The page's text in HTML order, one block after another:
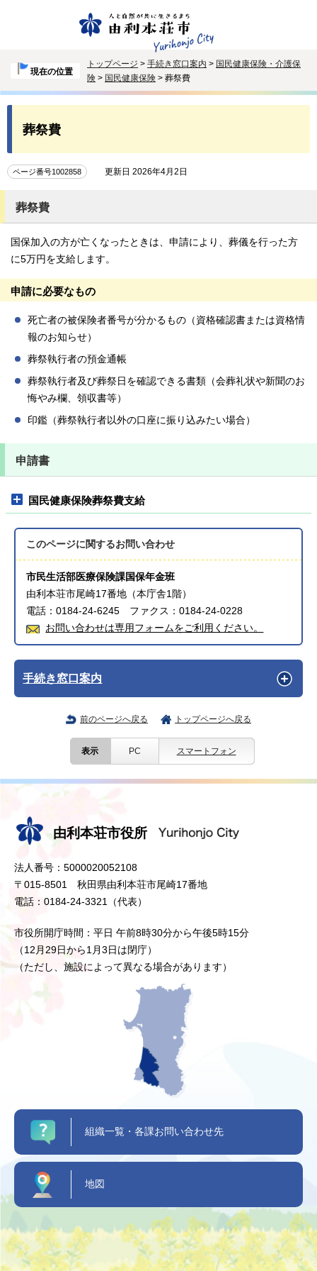
現在の位置
トップページ > 手続き窓口案内 > 国民健康保険・介護保
険 > 国民健康保険 > 葬祭費
葬祭費
ページ番号1002858 更新日 2026年4月2日
葬祭費
国保加入の方が亡くなったときは、申請により、葬儀を行った方
に5万円を支給します。
申請に必要なもの
死亡者の被保険者番号が分かるもの（資格確認書または資格情
報のお知らせ）
葬祭執行者の預金通帳
葬祭執行者及び葬祭日を確認できる書類（会葬礼状や新聞のお
悔やみ欄、領収書等）
印鑑（葬祭執行者以外の口座に振り込みたい場合）
申請書
国民健康保険葬祭費支給
このページに関するお問い合わせ
市民生活部医療保険課国保年金班
由利本荘市尾崎17番地（本庁舎1階）
電話：0184-24-6245 ファクス：0184-24-0228
お問い合わせは専用フォームをご利用ください。
手続き窓口案内
前のページへ戻る トップページへ戻る
表示 PC スマートフォン
由利本荘市役所
法人番号：5000020052108
〒015-8501 秋田県由利本荘市尾崎17番地
電話：0184-24-3321（代表）
市役所開庁時間：平日 午前8時30分から午後5時15分
（12月29日から1月3日は閉庁）
（ただし、施設によって異なる場合があります）
組織一覧・各課お問い合わせ先
地図